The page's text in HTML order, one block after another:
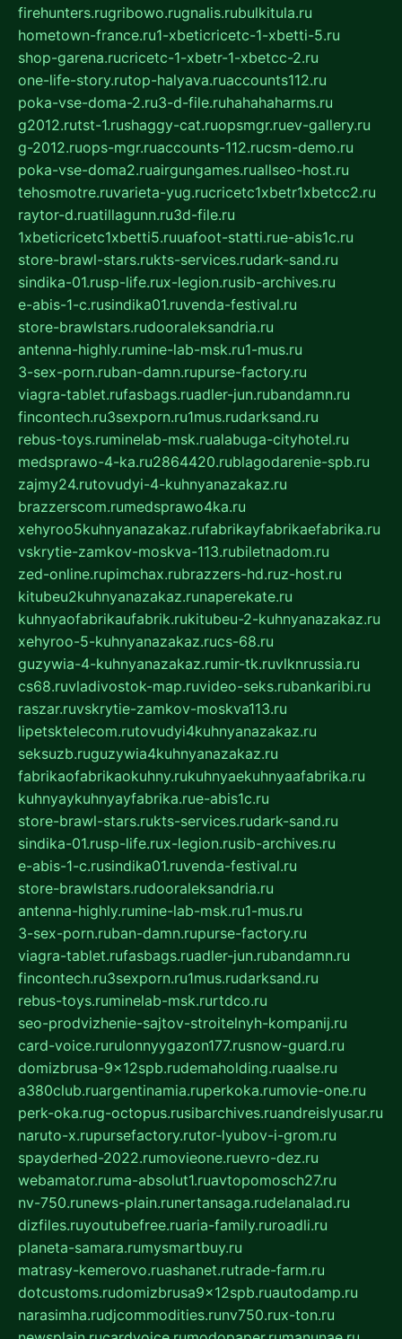
firehunters.rugribowo.rugnalis.rubulkitula.ru
hometown-france.ru1-xbeticricetc-1-xbetti-5.ru
shop-garena.rucricetc-1-xbetr-1-xbetcc-2.ru
one-life-story.rutop-halyava.ruaccounts112.ru
poka-vse-doma-2.ru3-d-file.ruhahahaharms.ru
g2012.rutst-1.rushaggy-cat.ruopsmgr.ruev-gallery.ru
g-2012.ruops-mgr.ruaccounts-112.rucsm-demo.ru
poka-vse-doma2.ruairgungames.ruallseo-host.ru
tehosmotre.ruvarieta-yug.rucricetc1xbetr1xbetcc2.ru
raytor-d.ruatillagunn.ru3d-file.ru
1xbeticricetc1xbetti5.ruuafoot-statti.rue-abis1c.ru
store-brawl-stars.rukts-services.rudark-sand.ru
sindika-01.rusp-life.rux-legion.rusib-archives.ru
e-abis-1-c.rusindika01.ruvenda-festival.ru
store-brawlstars.rudooraleksandria.ru
antenna-highly.rumine-lab-msk.ru1-mus.ru
3-sex-porn.ruban-damn.rupurse-factory.ru
viagra-tablet.rufasbags.ruadler-jun.rubandamn.ru
fincontech.ru3sexporn.ru1mus.rudarksand.ru
rebus-toys.ruminelab-msk.rualabuga-cityhotel.ru
medsprawo-4-ka.ru2864420.rublagodarenie-spb.ru
zajmy24.rutovudyi-4-kuhnyanazakaz.ru
brazzerscom.rumedsprawo4ka.ru
xehyroo5kuhnyanazakaz.rufabrikayfabrikaefabrika.ru
vskrytie-zamkov-moskva-113.rubiletnadom.ru
zed-online.rupimchax.rubrazzers-hd.ruz-host.ru
kitubeu2kuhnyanazakaz.runaperekate.ru
kuhnyaofabrikaufabrik.rukitubeu-2-kuhnyanazakaz.ru
xehyroo-5-kuhnyanazakaz.rucs-68.ru
guzywia-4-kuhnyanazakaz.rumir-tk.ruvlknrussia.ru
cs68.ruvladivostok-map.ruvideo-seks.rubankaribi.ru
raszar.ruvskrytie-zamkov-moskva113.ru
lipetsktelecom.rutovudyi4kuhnyanazakaz.ru
seksuzb.ruguzywia4kuhnyanazakaz.ru
fabrikaofabrikaokuhny.rukuhnyaekuhnyaafabrika.ru
kuhnyaykuhnyayfabrika.rue-abis1c.ru
store-brawl-stars.rukts-services.rudark-sand.ru
sindika-01.rusp-life.rux-legion.rusib-archives.ru
e-abis-1-c.rusindika01.ruvenda-festival.ru
store-brawlstars.rudooraleksandria.ru
antenna-highly.rumine-lab-msk.ru1-mus.ru
3-sex-porn.ruban-damn.rupurse-factory.ru
viagra-tablet.rufasbags.ruadler-jun.rubandamn.ru
fincontech.ru3sexporn.ru1mus.rudarksand.ru
rebus-toys.ruminelab-msk.rurtdco.ru
seo-prodvizhenie-sajtov-stroitelnyh-kompanij.ru
card-voice.rurulonnyygazon177.rusnow-guard.ru
domizbrusa-9x12spb.rudemaholding.ruaalse.ru
a380club.ruargentinamia.ruperkoka.rumovie-one.ru
perk-oka.rug-octopus.rusibarchives.ruandreislyusar.ru
naruto-x.rupursefactory.rutor-lyubov-i-grom.ru
spayderhed-2022.rumovieone.ruevro-dez.ru
webamator.ruma-absolut1.ruavtopomosch27.ru
nv-750.runews-plain.runertansaga.rudelanalad.ru
dizfiles.ruyoutubefree.ruaria-family.ruroadli.ru
planeta-samara.rumysmartbuy.ru
matrasy-kemerovo.ruashanet.rutrade-farm.ru
dotcustoms.rudomizbrusa9x12spb.ruautodamp.ru
narasimha.rudjcommodities.runv750.rux-ton.ru